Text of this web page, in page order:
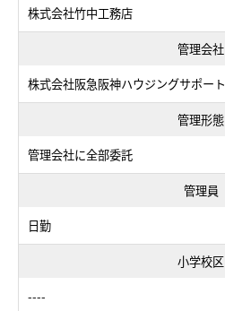
株式会社竹中工務店
管理会社
株式会社阪急阪神ハウジングサポート
管理形態
管理会社に全部委託
管理員
日勤
小学校区
----